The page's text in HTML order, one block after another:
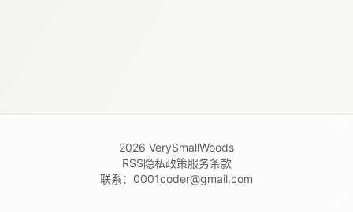
2026 VerySmallWoods
RSS隐私政策服务条款
联系： 0001coder@gmail.com